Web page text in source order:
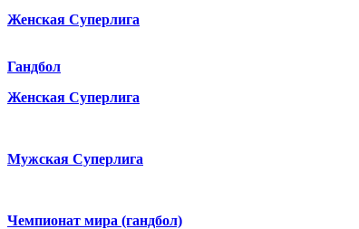
Женская Суперлига
Гандбол
Женская Суперлига
Мужская Суперлига
Чемпионат мира (гандбол)